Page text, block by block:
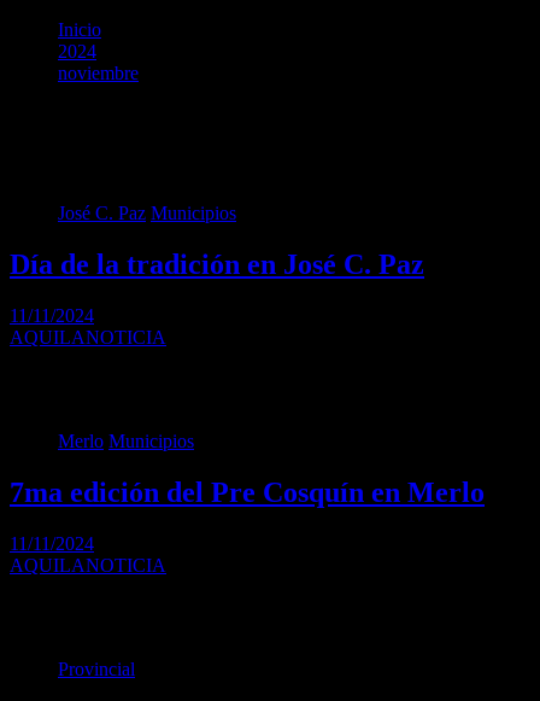
Inicio
2024
noviembre
José C. Paz Municipios
Día de la tradición en José C. Paz
11/11/2024
AQUILANOTICIA
Merlo Municipios
7ma edición del Pre Cosquín en Merlo
11/11/2024
AQUILANOTICIA
Provincial